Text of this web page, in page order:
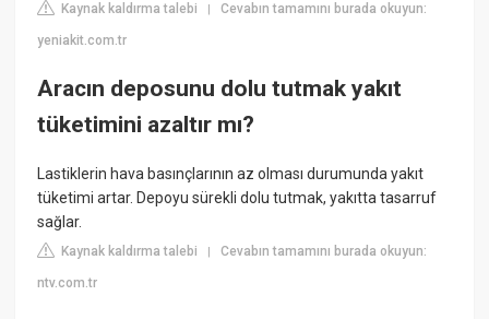
Kaynak kaldırma talebi |Cevabın tamamını burada okuyun:
yeniakit.com.tr
Aracın deposunu dolu tutmak yakıt
tüketimini azaltır mı?
Lastiklerin hava basınçlarının az olması durumunda yakıt
tüketimi artar. Depoyu sürekli dolu tutmak, yakıtta tasarruf
sağlar.
Kaynak kaldırma talebi |Cevabın tamamını burada okuyun:
ntv.com.tr